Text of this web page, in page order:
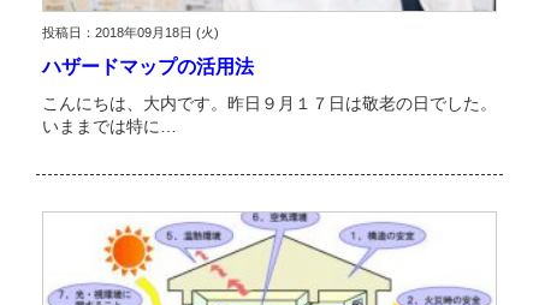
投稿日：2018年09月18日 (火)
ハザードマップの活用法
こんにちは、大内です。昨日９月１７日は敬老の日でした。
いままでは特に…